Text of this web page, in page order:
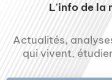
L'info de la
Actualités,
qui vivent,